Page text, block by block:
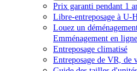
Prix garanti pendant 1
Libre-entreposage à U-
Louez un
Emménagement en
Entreposage climatisé
Entreposage de VR, de